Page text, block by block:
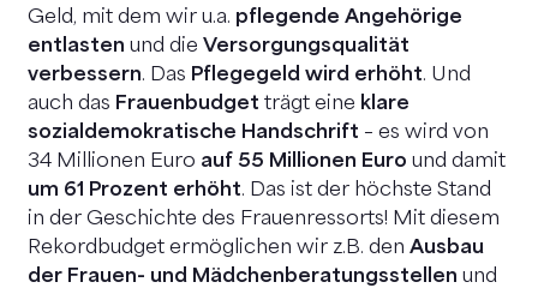
Geld, mit dem wir u.a. pflegende Angehörige
entlasten und die Versorgungsqualität
verbessern. Das Pflegegeld wird erhöht. Und
auch das Frauenbudget trägt eine klare
sozialdemokratische Handschrift – es wird von
34 Millionen Euro auf 55 Millionen Euro und damit
um 61 Prozent erhöht. Das ist der höchste Stand
in der Geschichte des Frauenressorts! Mit diesem
Rekordbudget ermöglichen wir z.B. den Ausbau
der Frauen- und Mädchenberatungsstellen und